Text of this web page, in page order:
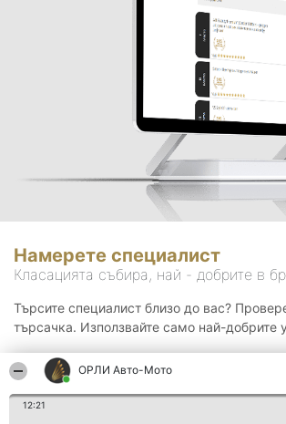
ОРЛИ Aвто-Mото
12:21
Намерете специалист
Класацията събира, най - добрите в
Търсите специалист близо до вас?
търсачка. Използвайте само най-добрите